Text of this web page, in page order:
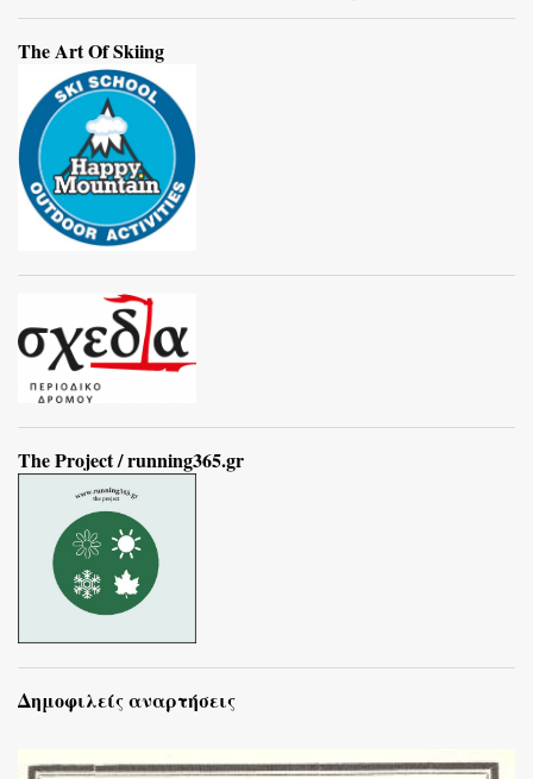
The Art Of Skiing
The Project / running365.gr
Δημοφιλείς αναρτήσεις